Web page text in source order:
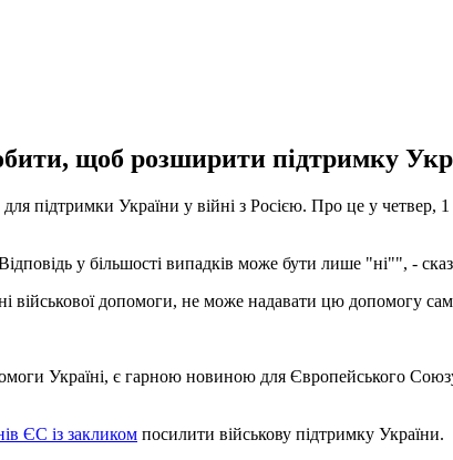
щоб розширити підтримку
України у війні з Росією. Про це у четвер, 1
у більшості випадків може бути лише "ні"", -
військової допомоги, не може надавати цю допомогу
Україні, є гарною новиною для Європейського
ЄС із закликом посилити військову підтримку України.